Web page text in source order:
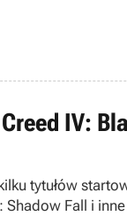
IV:
tytułów
Shadow Fall i